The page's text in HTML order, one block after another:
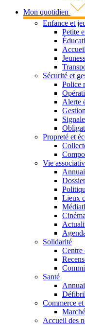
Mon quotidien
Enfance et
Petite
Sécurité et
Police
Alerte
Propreté et
Vie
Lieux
Cinéma
Solidarité
Centre
Santé
Commerce
Accueil des